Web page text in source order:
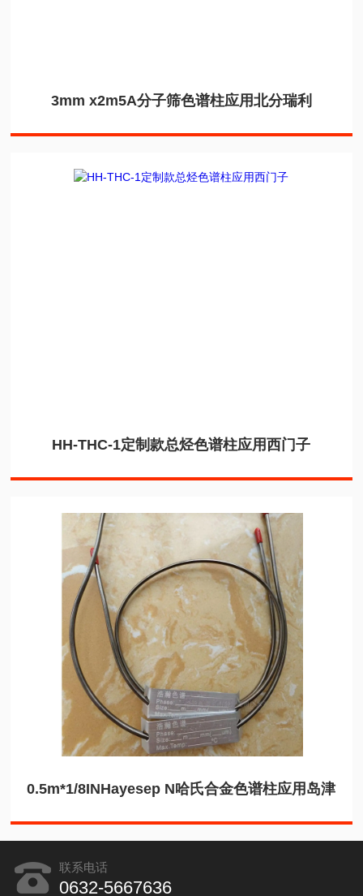
3mm x2m5A分子筛色谱柱应用北分瑞利
HH-THC-1定制款总烃色谱柱应用西门子
0.5m*1/8INHayesep N哈氏合金色谱柱应用岛津
联系电话
0632-5667636